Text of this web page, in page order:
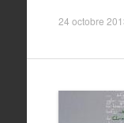
24 octobre